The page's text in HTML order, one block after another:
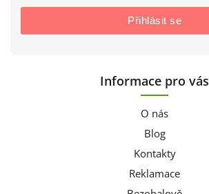
Přihlásit se
Informace pro vás
O nás
Blog
Kontakty
Reklamace